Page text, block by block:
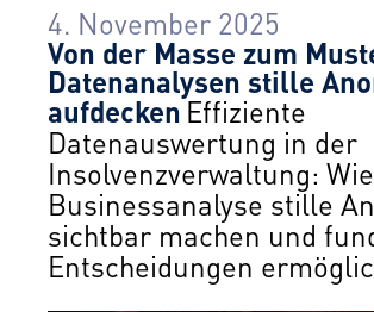
4. November 2025
Von der Masse zum
Datenanalysen stille
aufdeckenEffiziente
Datenauswertung in der
Insolvenzverwaltung:
Businessanalyse stille
sichtbar machen und
Entscheidungen